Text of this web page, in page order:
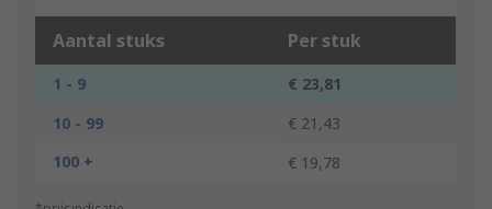
Aantal stuks Per stuk
1 - 9
€ 23,81
10 - 99
€ 21,43
100 +
€ 19,78